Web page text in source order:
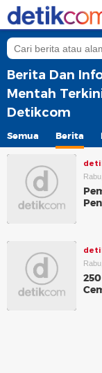
Berita Dan
Mentah
Detikcom
Semua Berita